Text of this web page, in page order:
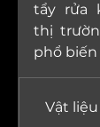
tẩy rửa
thị
phổ
Vật liệu